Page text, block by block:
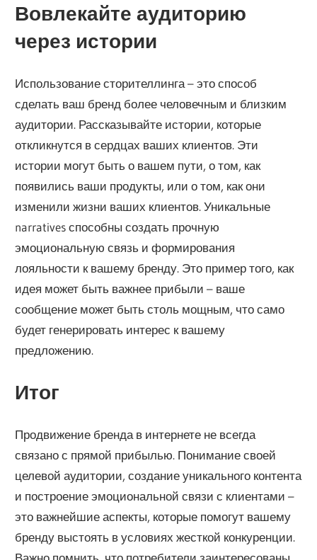
Вовлекайте аудиторию
через истории
Использование сторителлинга – это способ
сделать ваш бренд более человечным и близким
аудитории. Рассказывайте истории, которые
откликнутся в сердцах ваших клиентов. Эти
истории могут быть о вашем пути, о том, как
появились ваши продукты, или о том, как они
изменили жизни ваших клиентов. Уникальные
narratives способны создать прочную
эмоциональную связь и формирования
лояльности к вашему бренду. Это пример того, как
идея может быть важнее прибыли – ваше
сообщение может быть столь мощным, что само
будет генерировать интерес к вашему
предложению.
Итог
Продвижение бренда в интернете не всегда
связано с прямой прибылью. Понимание своей
целевой аудитории, создание уникального контента
и построение эмоциональной связи с клиентами –
это важнейшие аспекты, которые помогут вашему
бренду выстоять в условиях жесткой конкуренции.